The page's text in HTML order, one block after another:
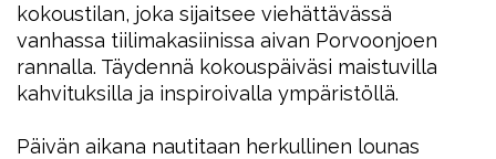
kokoustilan, joka sijaitsee viehättävässä
vanhassa tiilimakasiinissa aivan Porvoonjoen
rannalla. Täydennä kokouspäiväsi maistuvilla
kahvituksilla ja inspiroivalla ympäristöllä.
Päivän aikana nautitaan herkullinen lounas